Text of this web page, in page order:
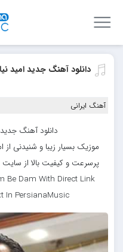
دانلود آهنگ جدید امید
آهنگ ایرانی
دانلود آهنگ
موزیک بسیار زیبا و شنیدنی از
پرسرعت و کیفیت بالا از سایت
Be Dam With Direct Link
In PersianaMusic